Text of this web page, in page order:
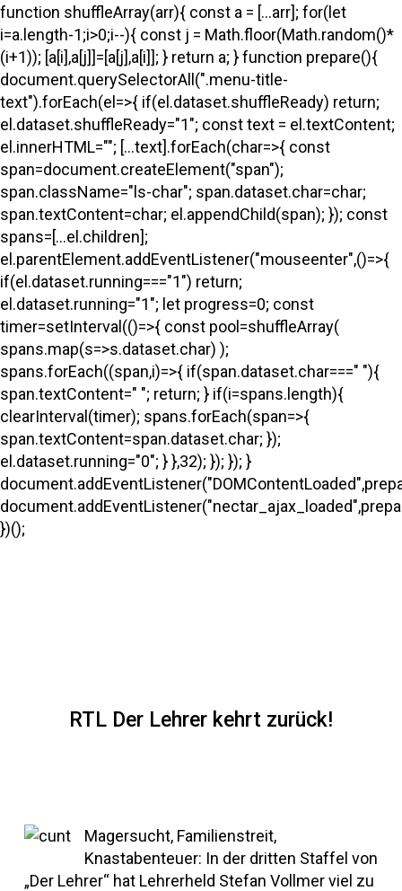
function shuffleArray(arr){ const a = [...arr]; for(let
i=a.length-1;i>0;i--){ const j = Math.floor(Math.random()*
(i+1)); [a[i],a[j]]=[a[j],a[i]]; } return a; } function prepare(){
document.querySelectorAll(".menu-title-
text").forEach(el=>{ if(el.dataset.shuffleReady) return;
el.dataset.shuffleReady="1"; const text = el.textContent;
el.innerHTML=""; [...text].forEach(char=>{ const
span=document.createElement("span");
span.className="ls-char"; span.dataset.char=char;
span.textContent=char; el.appendChild(span); }); const
spans=[...el.children];
el.parentElement.addEventListener("mouseenter",()=>{
if(el.dataset.running==="1") return;
el.dataset.running="1"; let progress=0; const
timer=setInterval(()=>{ const pool=shuffleArray(
spans.map(s=>s.dataset.char) );
spans.forEach((span,i)=>{ if(span.dataset.char===" "){
span.textContent=" "; return; } if(i=spans.length){
clearInterval(timer); spans.forEach(span=>{
span.textContent=span.dataset.char; });
el.dataset.running="0"; } },32); }); }); }
})();
RTL Der Lehrer kehrt zurück!
Magersucht, Familienstreit,
Knastabenteuer: In der dritten Staffel von
„Der Lehrer“ hat Lehrerheld Stefan Vollmer viel zu